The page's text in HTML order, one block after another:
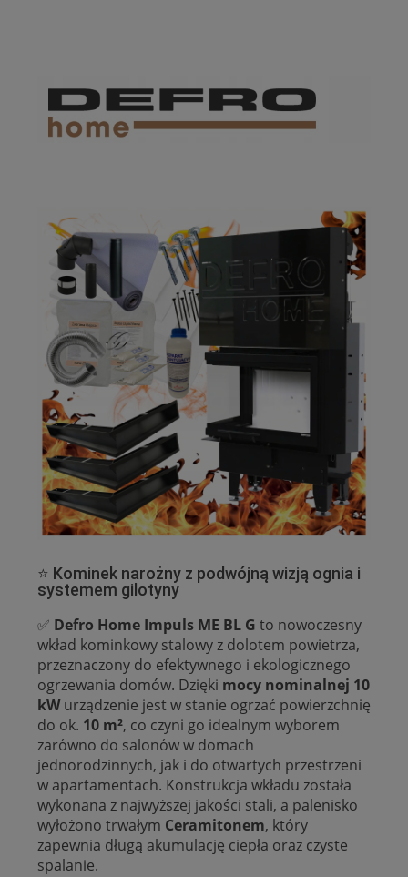
⭐ Kominek narożny z podwójną wizją ognia i
systemem gilotyny
✅ Defro Home Impuls ME BL G to nowoczesny
wkład kominkowy stalowy z dolotem powietrza,
przeznaczony do efektywnego i ekologicznego
ogrzewania domów. Dzięki mocy nominalnej 10
kWurządzenie jest w stanie ogrzać powierzchnię
do ok. 10 m², co czyni go idealnym wyborem
zarówno do salonów w domach
jednorodzinnych, jak i do otwartych przestrzeni
w apartamentach. Konstrukcja wkładu została
wykonana z najwyższej jakości stali, a palenisko
wyłożono trwałym Ceramitonem, który
zapewnia długą akumulację ciepła oraz czyste
spalanie.